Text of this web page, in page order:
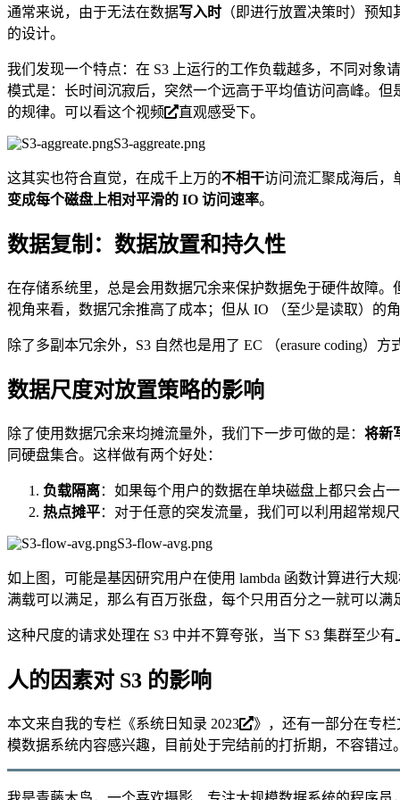
通常来说，由于无法在数据写入时 （即进行放置决策时）预
的设计。
我们发现一个特点：在 S3 上运行的工作负载越多，不同对象
模式是：长时间沉寂后，突然一个远高于平均值访问高峰。但
的规律。可以看这个视频 直观感受下。
S3-aggreate.png
这其实也符合直觉，在成千上万的不相干访问流汇聚成海后，
变成每个磁盘上相对平滑的 IO 访问速率。
数据复制：数据放置和持久性
在存储系统里，总是会用数据冗余来保护数据免于硬件故障
视角来看，数据冗余推高了成本；但从 IO （至少是读取）的
除了多副本冗余外，S3 自然也是用了 EC （erasure coding）
数据尺度对放置策略的影响
除了使用数据冗余来均摊流量外，我们下一步可做的是： 将新
同硬盘集合。这样做有两个好处：
负载隔离：如果每个用户的数据在单块磁盘上都只会占
热点摊平：对于任意的突发流量，我们可以利用超常规
S3-flow-avg.png
如上图，可能是基因研究用户在使用 lambda 函数计算进行大
满载可以满足，那么有百万张盘，每个只用百分之一就可以满
这种尺度的请求处理在 S3 中并不算夸张，当下 S3 集群至少有
人的因素对 S3 的影响
本文来自我的专栏《系统日知录 2023
》，还有一部分在专
模数据系统内容感兴趣，目前处于完结前的打折期，不容错过